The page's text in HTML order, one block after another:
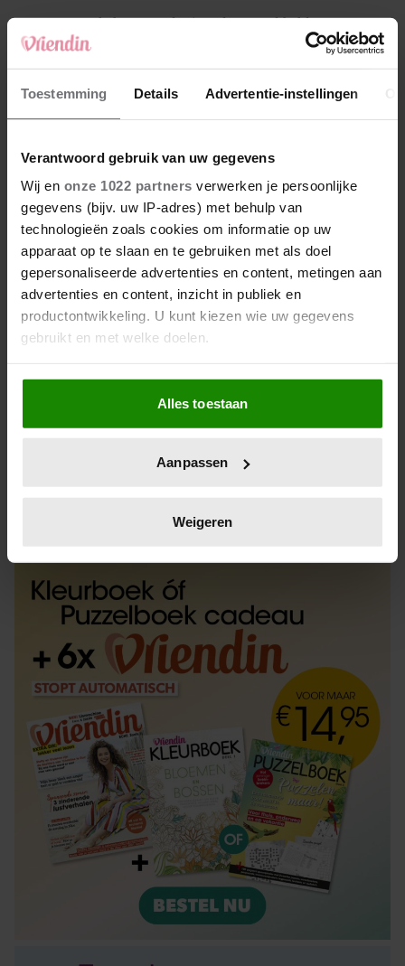
Toestemming Details Advertentie-instellingen
Verantwoord gebruik van uw gegevens
Wij en onze 1022 partners verwerken je persoonlijke
gegevens (bijv. uw IP-adres) met behulp van
technologieën zoals cookies om informatie op uw
apparaat op te slaan en te gebruiken met als doel
gepersonaliseerde advertenties en content, metingen aan
advertenties en content, inzicht in publiek en
productontwikkeling. U kunt kiezen wie uw gegevens
gebruikt en met welke doelen.
Als u het toestaat, willen we ook graag:
Informatie verzamelen over uw geografische
locatie, die tot een paar meter nauwkeurig kan zijn
scannen op specifieke eigenschappen (fingerprinting)
verwerkt en stel uw voorkeuren in het
intrekken in de Cookieverklaring.
We gebruiken cookies om content en advertenties te
personaliseren, om functies voor social media te bieden
en om ons websiteverkeer te analyseren. Ook delen we
informatie over uw gebruik van onze site met onze
partners voor social media, adverteren en analyse. Deze
partners kunnen deze gegevens combineren met andere
informatie die u aan ze heeft verstrekt of die ze hebben
verzameld op basis van uw gebruik van hun services. U
gaat akkoord met onze cookies als u onze website blijft
gebruiken.
Alles toestaan
Aanpassen
Weigeren
4 Makelaar Mandy: ‘Vrijdagavond belde Bart.
Hij sprak eng kalm’
5 Makelaar Mandy: ‘Judith typt… En deze keer
durf ik bijna niet te lezen wat er komt’
Nieuw